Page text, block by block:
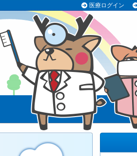
医療ログイン